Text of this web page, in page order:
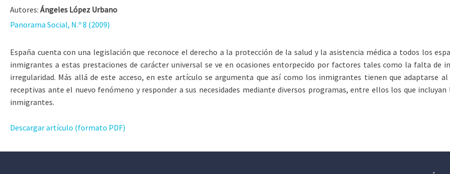
Autores: Ángeles López Urbano
Panorama Social, N.º 8 (2009)
España cuenta con una legislación que reconoce el derecho a la protección de la salud y la asistencia médica a todos los
inmigrantes a estas prestaciones de carácter universal se ve en ocasiones entorpecido por factores tales como la falta de
irregularidad. Más allá de este acceso, en este artículo se argumenta que así como los inmigrantes tienen que adaptarse
receptivas ante el nuevo fenómeno y responder a sus necesidades mediante diversos programas, entre ellos los que
inmigrantes.
Descargar artículo (formato PDF)